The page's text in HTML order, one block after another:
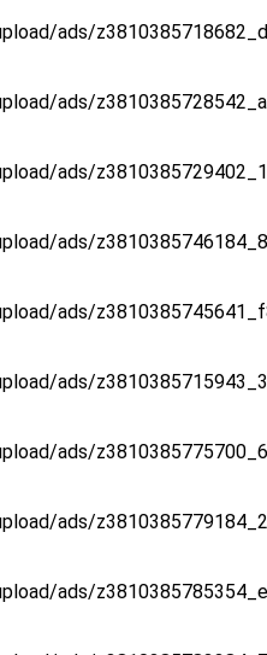
ads/
ads/
ads/
ads/
ads/
ads/
ads/
ads/
ads/